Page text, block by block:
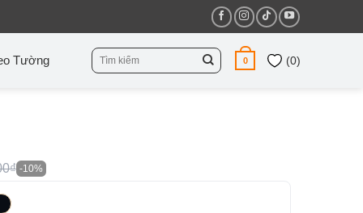
Tường
Tìm
kiếm:
0 (0)
-10%